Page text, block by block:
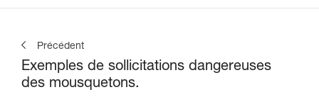
Précédent
Exemples de sollicitations dangereuses
des mousquetons.